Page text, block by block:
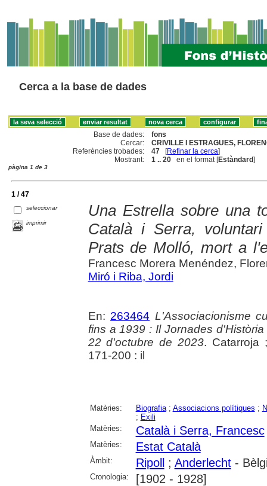
Cerca a la base de dades
Base de dades:
fons
Cercar:
CRIVILLE I ESTRAGUES,
Referències trobades:
47 [Refinar la cerca]
Mostrant:
1 .. 20 en el format [Estàndard]
pàgina 1 de 3
1 / 47
seleccionar
imprimir
Una Estrella sobre una
Català i Serra,
Prats de Molló, mort a
Francesc Morera Menéndez,
Miró i Riba, Jordi
En: 263464 L'Associacionisme
fins a 1939 : Il Jornades
22 d'octubre de 2023. Catarroja
171-200 : il
Matèries: Biografia; Associacions polítiques ;
; Exili
Matèries:
Català i Serra, Francesc
Matèries: Estat Català
Àmbit: Ripoll ; Anderlecht-
Cronologia: [1902 - 1928]